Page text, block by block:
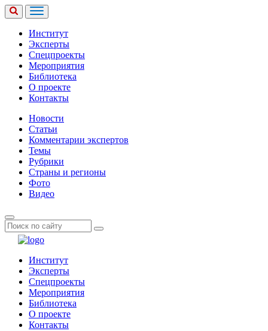
Институт
Эксперты
Спецпроекты
Мероприятия
Библиотека
О проекте
Контакты
Новости
Статьи
Комментарии экспертов
Темы
Рубрики
Страны и регионы
Фото
Видео
Институт
Эксперты
Спецпроекты
Мероприятия
Библиотека
О проекте
Контакты